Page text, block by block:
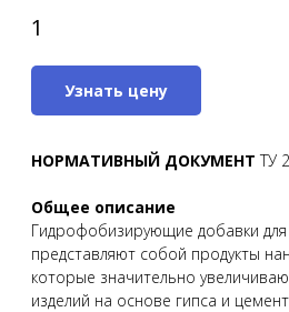
1
Узнать цену
НОРМАТИВНЫЙ ДОКУМЕНТ ТУ
Общее описание
Гидрофобизирующие добавки
представляют собой продукты
которые значительно
изделий на основе гипса и